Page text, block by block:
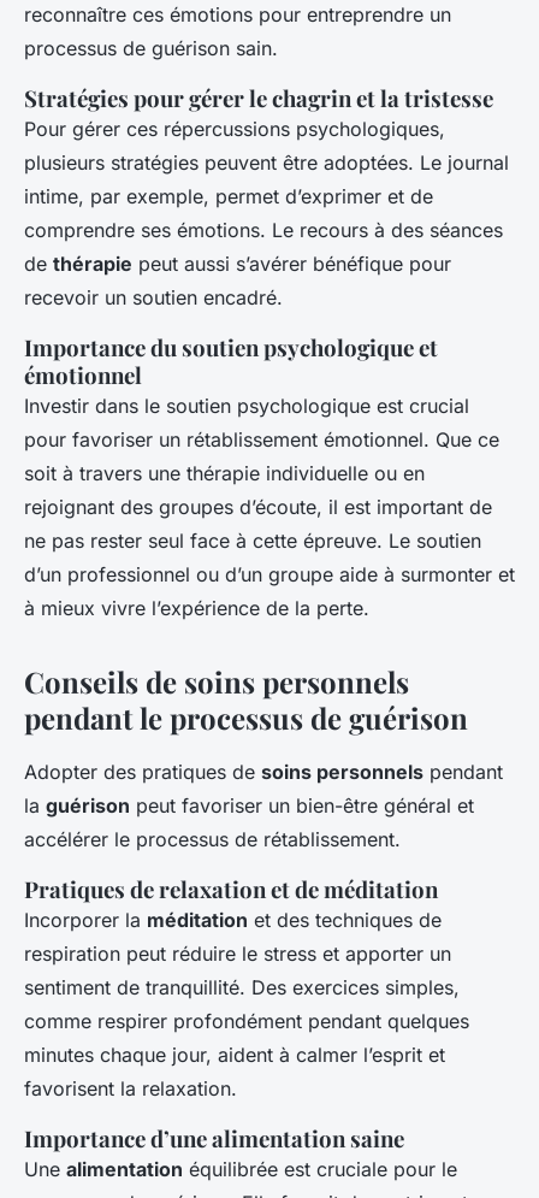
reconnaître ces émotions pour entreprendre un
processus de guérison sain.
Stratégies pour gérer le chagrin et la tristesse
Pour gérer ces répercussions psychologiques,
plusieurs stratégies peuvent être adoptées. Le journal
intime, par exemple, permet d’exprimer et de
comprendre ses émotions. Le recours à des séances
de thérapie peut aussi s’avérer bénéfique pour
recevoir un soutien encadré.
Importance du soutien psychologique et
émotionnel
Investir dans le soutien psychologique est crucial
pour favoriser un rétablissement émotionnel. Que ce
soit à travers une thérapie individuelle ou en
rejoignant des groupes d’écoute, il est important de
ne pas rester seul face à cette épreuve. Le soutien
d’un professionnel ou d’un groupe aide à surmonter et
à mieux vivre l’expérience de la perte.
Conseils de soins personnels
pendant le processus de guérison
Adopter des pratiques de soins personnels pendant
la guérison peut favoriser un bien-être général et
accélérer le processus de rétablissement.
Pratiques de relaxation et de méditation
Incorporer la méditation et des techniques de
respiration peut réduire le stress et apporter un
sentiment de tranquillité. Des exercices simples,
comme respirer profondément pendant quelques
minutes chaque jour, aident à calmer l’esprit et
favorisent la relaxation.
Importance d’une alimentation saine
Une alimentation équilibrée est cruciale pour le